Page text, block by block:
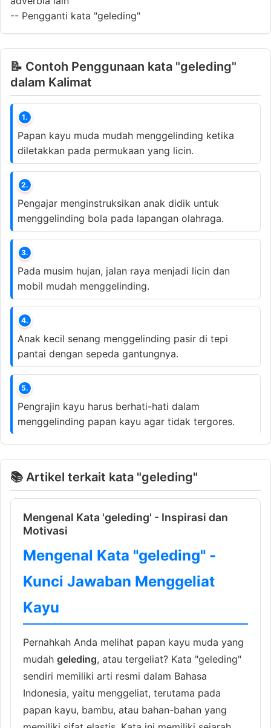
-- Pengganti kata "geleding"
📝 Contoh Penggunaan kata "geleding"
dalam Kalimat
1.
Papan kayu muda mudah menggelinding ketika
diletakkan pada permukaan yang licin.
2.
Pengajar menginstruksikan anak didik untuk
menggelinding bola pada lapangan olahraga.
3.
Pada musim hujan, jalan raya menjadi licin dan
mobil mudah menggelinding.
4.
Anak kecil senang menggelinding pasir di tepi
pantai dengan sepeda gantungnya.
5.
Pengrajin kayu harus berhati-hati dalam
menggelinding papan kayu agar tidak tergores.
📚 Artikel terkait kata "geleding"
Mengenal Kata 'geleding' - Inspirasi dan
Motivasi
Mengenal Kata "geleding" -
Kunci Jawaban Menggeliat
Kayu
Pernahkah Anda melihat papan kayu muda yang
mudah geleding, atau tergeliat? Kata "geleding"
sendiri memiliki arti resmi dalam Bahasa
Indonesia, yaitu menggeliat, terutama pada
papan kayu, bambu, atau bahan-bahan yang